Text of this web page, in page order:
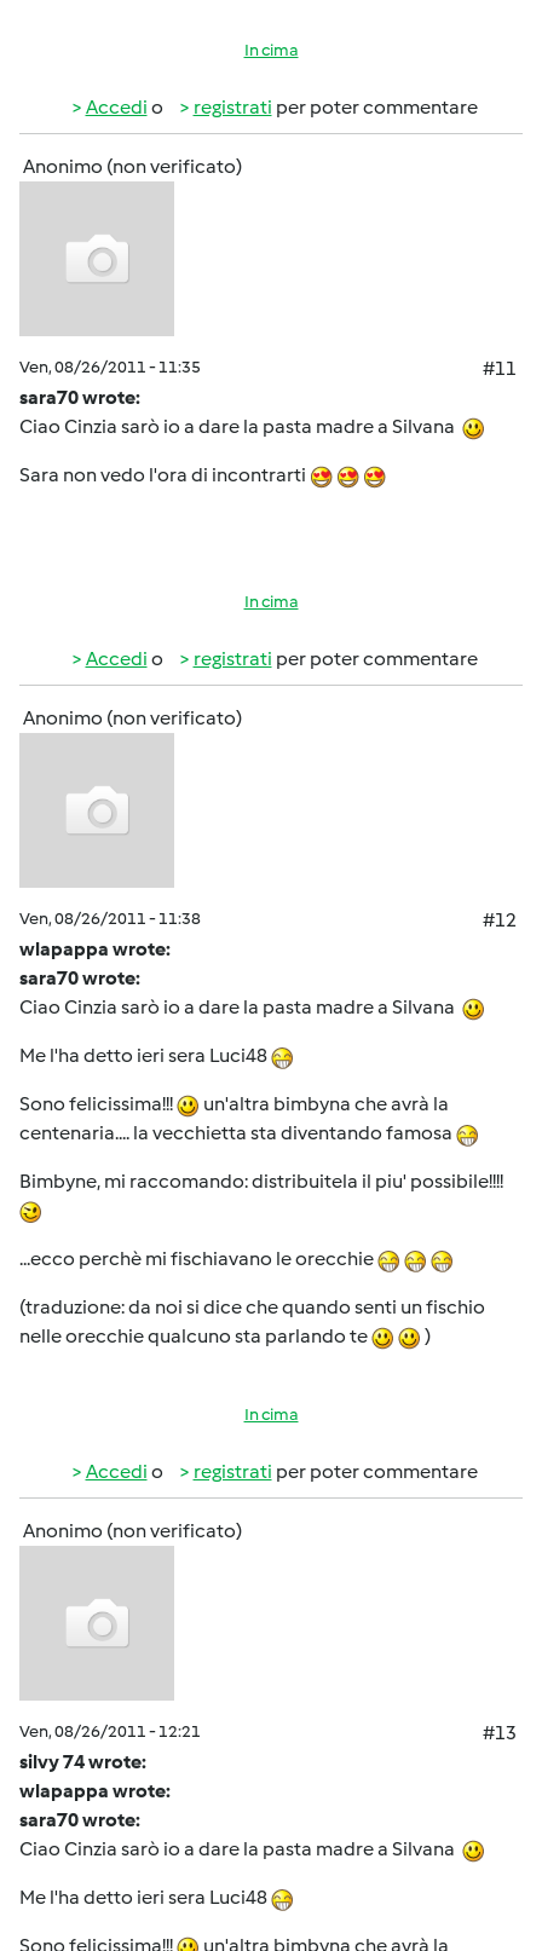
In cima
Accedi o registrati per poter commentare
Anonimo (non verificato)
Ven, 08/26/2011 - 11:35
#11
sara70 wrote:
Ciao Cinzia sarò io a dare la pasta madre a Silvana
Sara non vedo l'ora di incontrarti
In cima
Accedi o registrati per poter commentare
Anonimo (non verificato)
Ven, 08/26/2011 - 11:38
#12
wlapappa wrote:
sara70 wrote:
Ciao Cinzia sarò io a dare la pasta madre a Silvana
Me l'ha detto ieri sera Luci48
Sono felicissima!!!
un'altra bimbyna che avrà la
centenaria.... la vecchietta sta diventando famosa
Bimbyne, mi raccomando: distribuitela il piu' possibile!!!!
...ecco perchè mi fischiavano le orecchie
(traduzione: da noi si dice che quando senti un fischio
nelle orecchie qualcuno sta parlando te
)
In cima
Accedi o registrati per poter commentare
Anonimo (non verificato)
Ven, 08/26/2011 - 12:21
#13
silvy 74 wrote:
wlapappa wrote:
sara70 wrote:
Ciao Cinzia sarò io a dare la pasta madre a Silvana
Me l'ha detto ieri sera Luci48
Sono felicissima!!! un'altra bimbyna che avrà la